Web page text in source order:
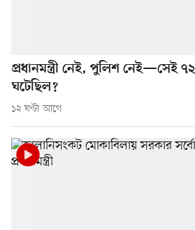
প্রধানমন্ত্রী নেই, পুলিশ নেই—সেই
ঘটেছিল?
১২ ঘণ্টা আগে